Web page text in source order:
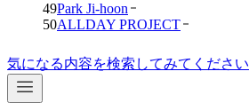
49Park Ji-hoon
50ALLDAY PROJECT
気になる内容を検索してみてください